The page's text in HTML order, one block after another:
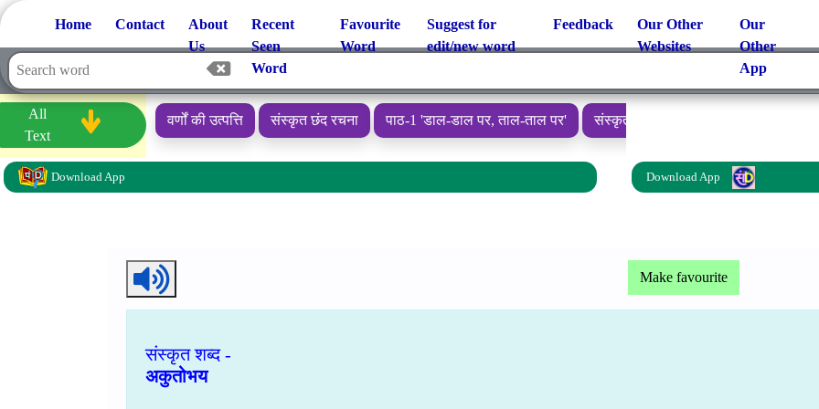
T&Cs | Privacy
Home Contact
About
Us
Recent
Seen
Word
Favourite
Word
Suggest for
edit/new word
Feedback
Our Other
Websites
Our
Other
App
All
Text
वर्णों की उत्पत्ति संस्कृत छंद रचना पाठ-1 'डाल-डाल पर, ताल-ताल पर' संस्कृत स्वर वर्ण (प्लुत वर्ण)
Download App Download App
संस्कृत शब्द -
अकुतोभय